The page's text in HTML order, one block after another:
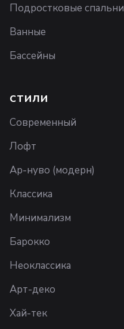
Подростковые спальни
Ванные
Бассейны
СТИЛИ
Современный
Лофт
Ар-нуво (модерн)
Классика
Минимализм
Барокко
Неоклассика
Арт-деко
Хай-тек